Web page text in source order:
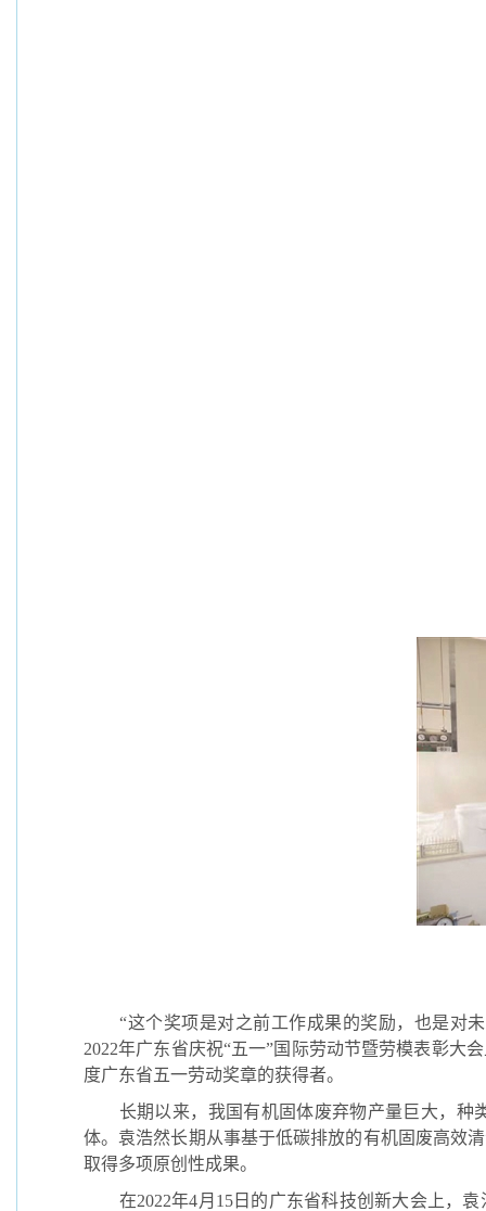
“这个奖项是对之前工作成果的奖励，也是对未
2022年广东省庆祝“五一”国际劳动节暨劳模表彰大
度广东省五一劳动奖章的获得者。
长期以来，我国有机固体废弃物产量巨大，种
体。袁浩然长期从事基于低碳排放的有机固废高效
取得多项原创性成果。
在2022年4月15日的广东省科技创新大会上，袁